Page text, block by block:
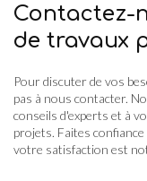
Contactez-
de travaux
Pour discuter de vos
pas à nous contacter.
conseils d'experts et à
projets. Faites confiance
votre satisfaction est